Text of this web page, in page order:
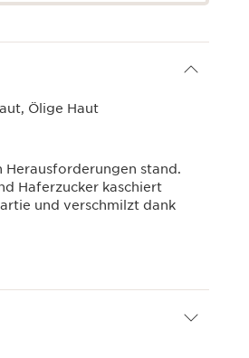
Ölige Haut
stand.
Haferzucker kaschiert
und verschmilzt dank